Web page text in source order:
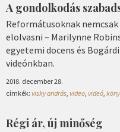
A gondolkodás
Reformátusoknak
elolvasni – Marilynne
egyetemi docens és
videónkban.
2018. december 28.
címkék: visky andrás, video, videó,
Régi ár, új minőség